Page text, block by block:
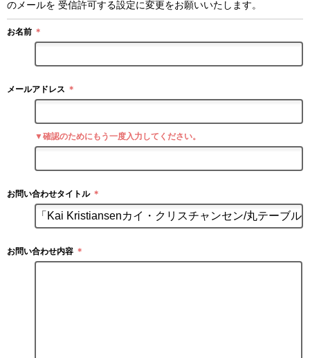
のメールを 受信許可する設定に変更をお願いいたします。
お名前 ＊
メールアドレス ＊
▼確認のためにもう一度入力してください。
お問い合わせタイトル ＊
お問い合わせ内容 ＊